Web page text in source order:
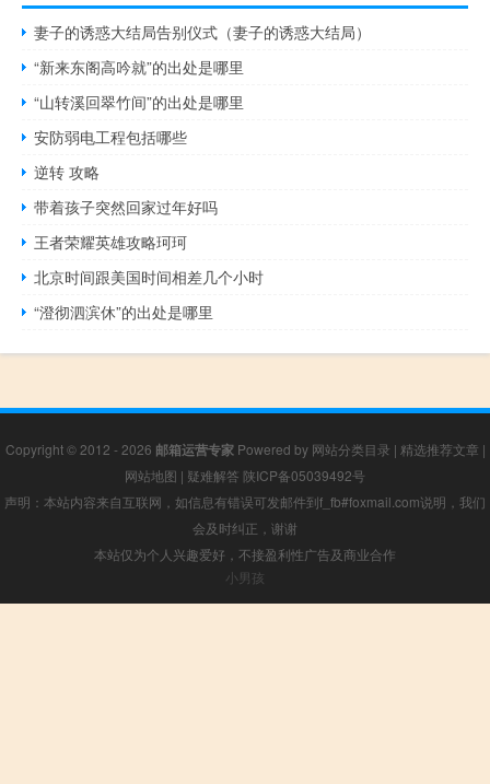
妻子的诱惑大结局告别仪式（妻子的诱惑大结局）
“新来东阁高吟就”的出处是哪里
“山转溪回翠竹间”的出处是哪里
安防弱电工程包括哪些
逆转 攻略
带着孩子突然回家过年好吗
王者荣耀英雄攻略珂珂
北京时间跟美国时间相差几个小时
“澄彻泗滨休”的出处是哪里
Copyright © 2012 - 2026 邮箱运营专家Powered by 网站分类目录 | 精选推荐文章 |
网站地图 | 疑难解答 陕ICP备05039492号
声明：本站内容来自互联网，如信息有错误可发邮件到f_fb#foxmail.com说明，我们
会及时纠正，谢谢
本站仅为个人兴趣爱好，不接盈利性广告及商业合作
小男孩